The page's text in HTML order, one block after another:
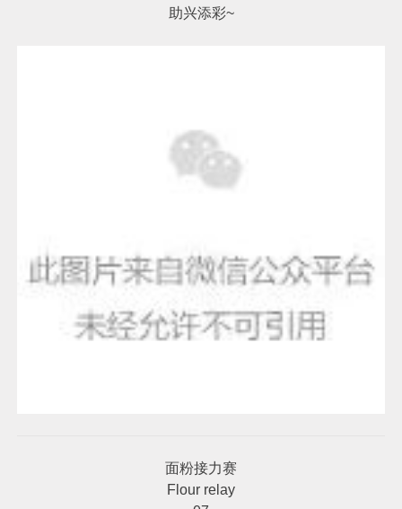
助兴添彩~
面粉接力赛
Flour relay